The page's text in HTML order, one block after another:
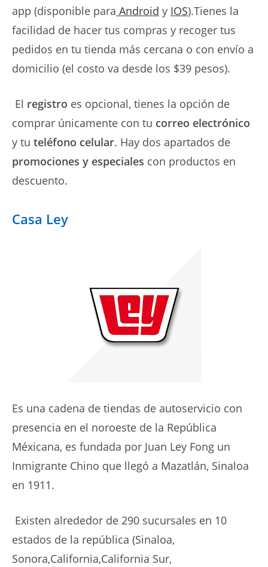
app (disponible para Android y IOS).Tienes la
facilidad de hacer tus compras y recoger tus
pedidos en tu tienda más cercana o con envío a
domicilio (el costo va desde los $39 pesos).
El registro es opcional, tienes la opción de
comprar únicamente con tu correo electrónico
y tu teléfono celular. Hay dos apartados de
promociones y especiales con productos en
descuento.
Casa Ley
Es una cadena de tiendas de autoservicio con
presencia en el noroeste de la República
Méxicana, es fundada por Juan Ley Fong un
Inmigrante Chino que llegó a Mazatlán, Sinaloa
en 1911.
Existen alrededor de 290 sucursales en 10
estados de la república (Sinaloa,
Sonora,California,California Sur,